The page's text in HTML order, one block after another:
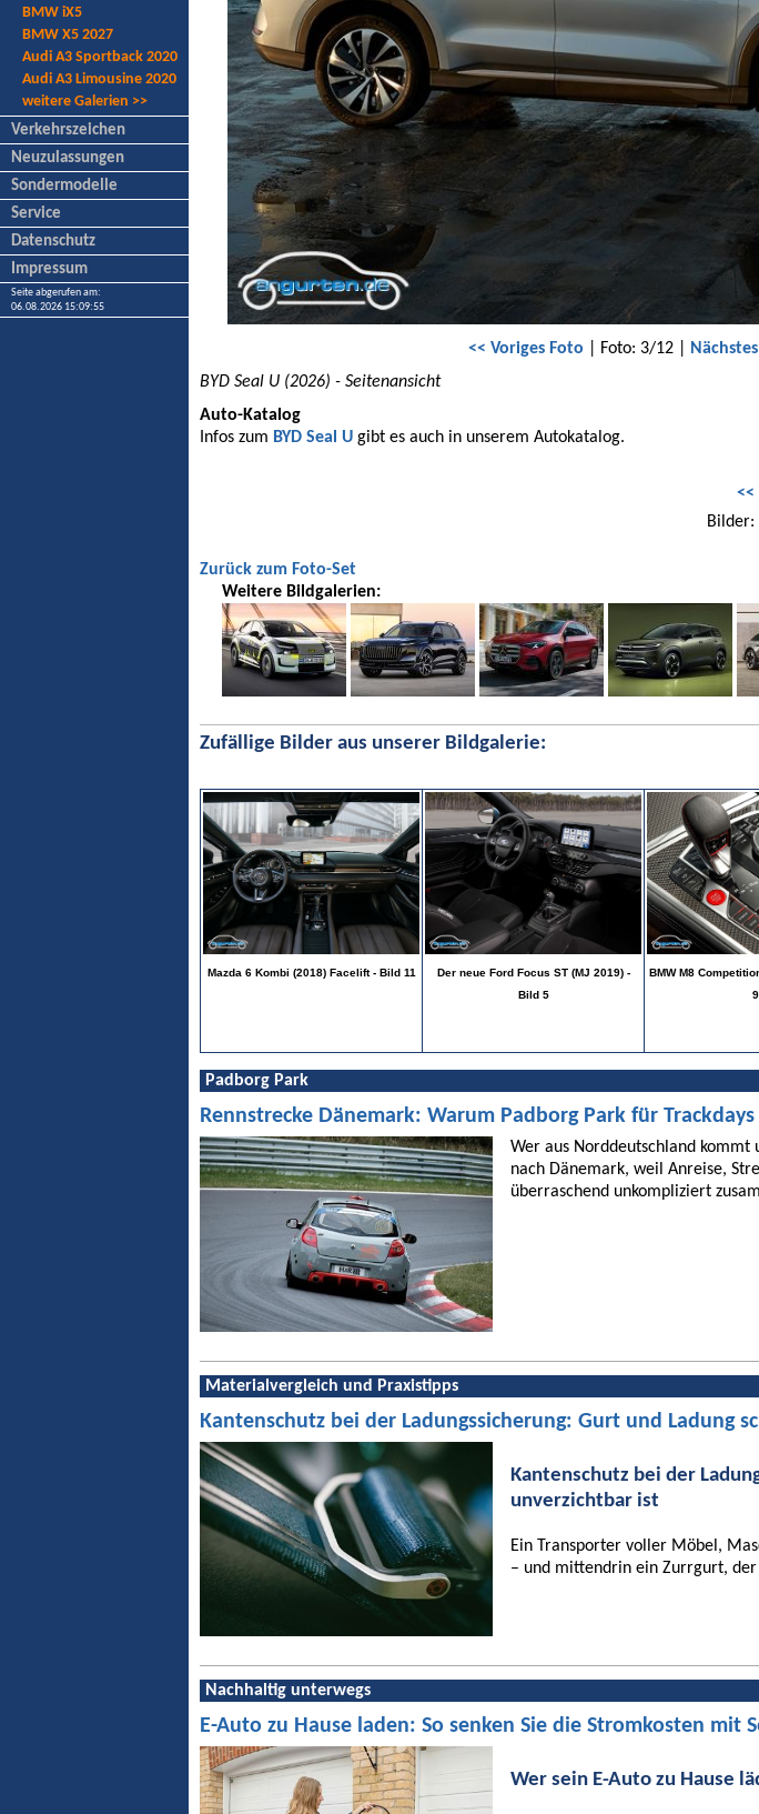
BMW iX5
BMW X5 2027
Audi A3 Sportback 2020
Audi A3 Limousine 2020
weitere Galerien >>
Verkehrszeichen
Neuzulassungen
Sondermodelle
Service
Datenschutz
Impressum
Seite abgerufen am:
06.08.2026 15:09:55
<< Voriges Foto | Foto: 3/12 |
BYD Seal U (2026) - Seitenansicht
Auto-Katalog
Infos zum BYD Seal U gibt es auch in unserem Autokatalog.
<<
Bilder:
Zurück zum Foto-Set
Weitere Bildgalerien:
Zufällige Bilder aus unserer Bildgalerie:
Mazda 6 Kombi (2018) Facelift - Bild 11
Der neue Ford Focus ST (MJ 2019) -
Bild 5
BMW M8
9
Padborg Park
Rennstrecke Dänemark: Warum Padborg Park für
Wer aus Norddeutschland kommt
nach Dänemark, weil Anreise,
überraschend unkompliziert
Materialvergleich und Praxistipps
Kantenschutz bei der Ladungssicherung: Gurt und Ladung
Kantenschutz bei der
unverzichtbar ist
Ein Transporter voller Möbel,
– und mittendrin ein Zurrgurt, der
Nachhaltig unterwegs
E-Auto zu Hause laden: So senken Sie die Stromkosten
Wer sein E-Auto zu Hause